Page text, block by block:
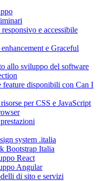
e accessibile
e Graceful
allo sviluppo del software
feature disponibili con Can I
per CSS e JavaScript
system .italia
Bootstrap Italia
React
Angular
di sito e servizi